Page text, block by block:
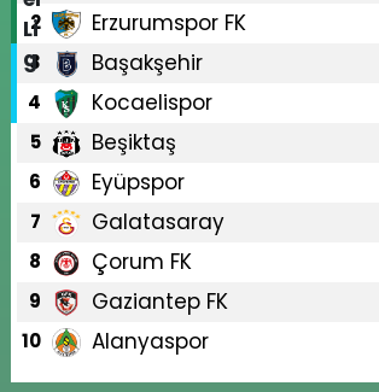
2 Erzurumspor FK
3 Başakşehir
4 Kocaelispor
5 Beşiktaş
6 Eyüpspor
7 Galatasaray
8 Çorum FK
9 Gaziantep FK
10 Alanyaspor